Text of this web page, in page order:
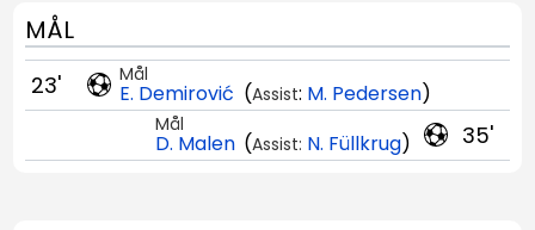
MÅL
Mål
E. Demirović (Assist: M. Pedersen)
23'
35'
Mål
D. Malen (Assist: N. Füllkrug)